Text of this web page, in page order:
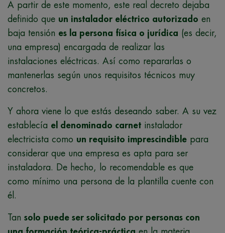
A partir de este momento, este real decreto dejaba
definido que un instalador eléctrico autorizado en
baja tensión es la persona física o jurídica (es decir,
una empresa) encargada de realizar las
instalaciones eléctricas. Así como repararlas o
mantenerlas según unos requisitos técnicos muy
concretos.
Y ahora viene lo que estás deseando saber. A su vez
establecía el denominado carnet instalador
electricista como un requisito imprescindible para
considerar que una empresa es apta para ser
instaladora. De hecho, lo recomendable es que
como mínimo una persona de la plantilla cuente con
él.
Tan solo puede ser solicitado por personas con